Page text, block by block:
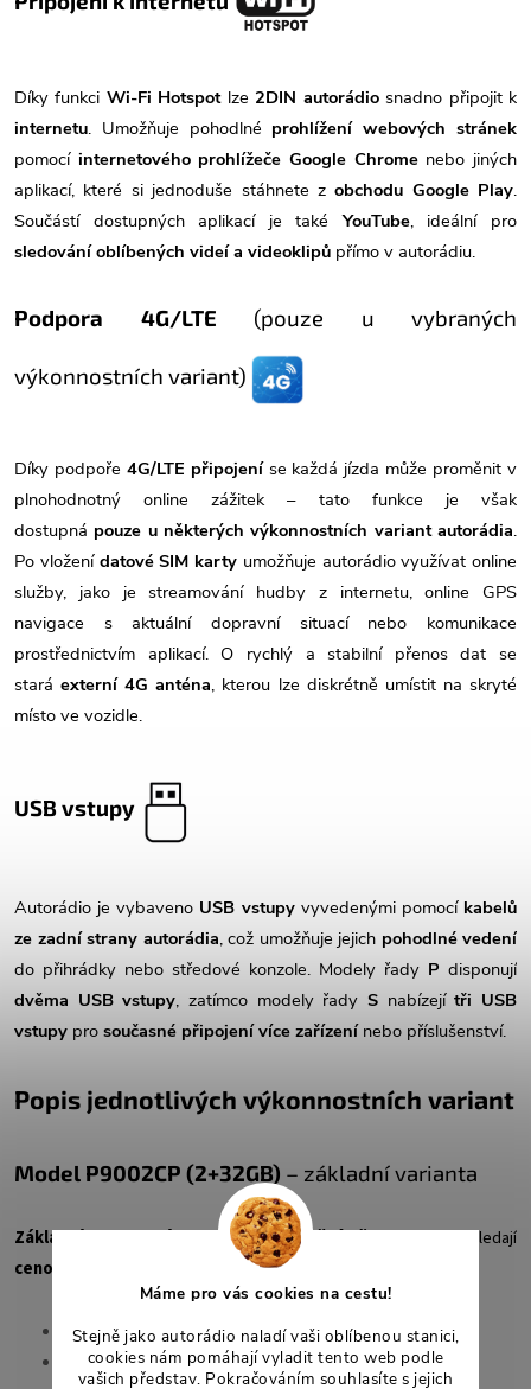
Máme pro vás cookies na cestu!
Stejně jako autorádio naladí vaši oblíbenou stanici,
cookies nám pomáhají vyladit tento web podle
vašich představ. Pokračováním souhlasíte s jejich
Díky funkci Wi-Fi Hotspotlze 2DIN autorádiosnadno připojit k
internetu. Umožňuje pohodlné prohlížení webových stránek
pomocí internetového prohlížeče Google Chromenebo jiných
aplikací, které si jednoduše stáhnete zobchodu Google Play.
Součástí dostupných aplikací je takéYouTube, ideální pro
sledování oblíbených videí a videoklipů přímo v autorádiu.
Podpora 4G/LTE (pouze u vybraných
výkonnostních variant)
Díky podpoře 4G/LTE připojení se každá jízda může proměnit v
plnohodnotný online zážitek – tato funkce je však
dostupná pouze u některých výkonnostních variant autorádia.
Po vložení datové SIM karty umožňuje autorádio využívat online
služby, jako je streamování hudby z internetu, online GPS
navigace s aktuální dopravní situací nebo komunikace
prostřednictvím aplikací. O rychlý a stabilní přenos dat se
stará externí 4G anténa, kterou lze diskrétně umístit na skryté
místo ve vozidle.
USB vstupy
Autorádio je vybaveno USB vstupyvyvedenými pomocí kabelů
ze zadní strany autorádia, což umožňuje jejich pohodlné vedení
do přihrádky nebo středové konzole. Modely řady P disponují
dvěma USB vstupy, zatímco modely řadyS nabízejítři USB
vstupy pro současné připojení více zařízení nebo příslušenství.
Popis jednotlivých výkonnostních variant
Model P9002CP (2+32GB) – základní varianta
Základní provedenívhodné pronenáročné uživatele, kteří hledají
cenově dostupné
řešení s Androidem.
RAM:2 GB
Interní paměť (ROM):32 GB